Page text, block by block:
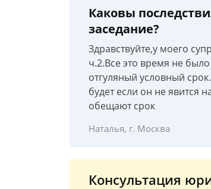
Каковы
заседание?
Здравствуйте,у моего
ч.2.Все это время не
отгуляный условный
будет если он не явится
обещают срок
Наталья, г. Москва
Консультация